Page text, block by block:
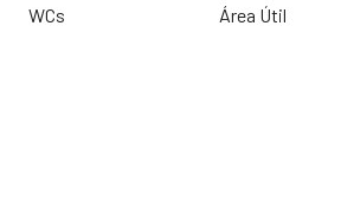
WCs
Área Útil